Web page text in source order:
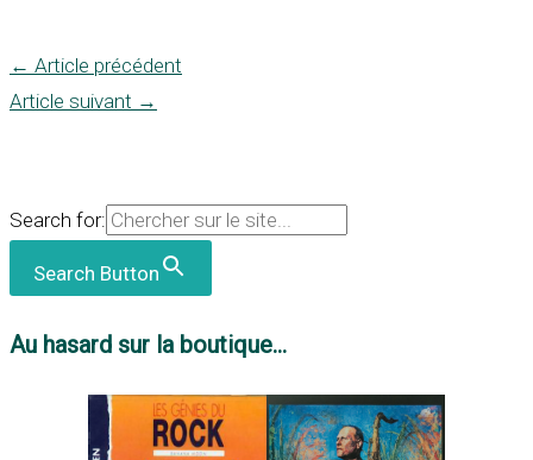
← Article précédent
Article suivant →
Search for:
Search Button
Au hasard sur la boutique...